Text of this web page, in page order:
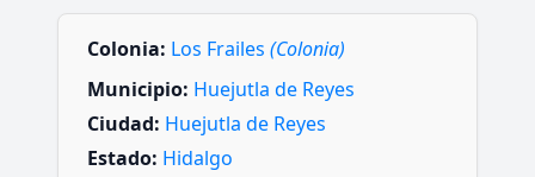
Colonia: Los Frailes (Colonia)
Municipio: Huejutla de Reyes
Ciudad: Huejutla de Reyes
Estado: Hidalgo